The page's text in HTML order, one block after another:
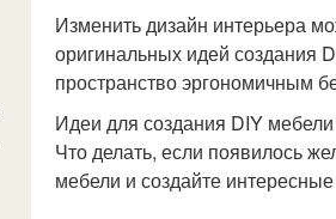
Изменить дизайн интерьера
оригинальных идей создания
пространство эргономичным
Идеи для создания DIY мебели
Что делать, если появилось
мебели и создайте